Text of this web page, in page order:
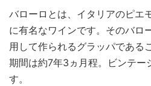
バローロとは、イタリアのピエ
に有名なワインです。そのバロ
用して作られるグラッパである
期間は約7年3ヵ月程。ビンテー
す。